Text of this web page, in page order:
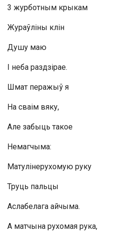
3 журботным крыкам
Жураўліны клін
Душу маю
I неба раздзірае.
Шмат перажыў я
На сваім вяку,
Але забыць такое
Немагчыма:
Матулінерухомую руку
Труць пальцы
Аслабелага айчыма.
А матчына рухомая рука,